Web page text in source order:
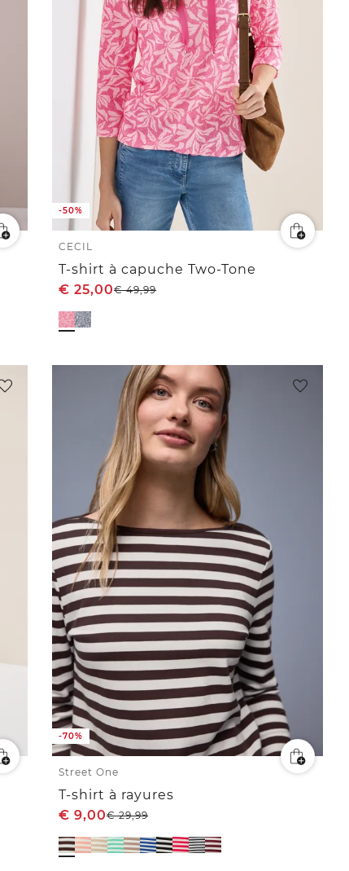
-50%
CECIL
T-shirt à capuche Two-Tone
€ 25,00€49,99
-70%
Street One
T-shirt à rayures
€ 9,00€29,99